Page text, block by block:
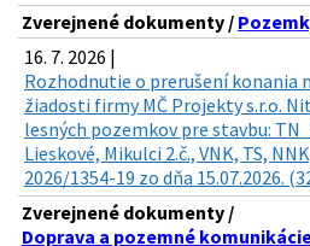
Zverejnené dokumenty /
16. 7. 2026 |
Rozhodnutie o prerušení konania
žiadosti firmy MČ Projekty s.r.o.
lesných pozemkov pre stavbu:
Lieskové, Mikulci 2.č., VNK, TS,
2026/1354-19 zo dňa 15.07.2026.
Zverejnené dokumenty /
Doprava a pozemné